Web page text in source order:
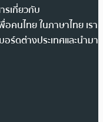
รเกี่ยวกับ
คนไทย ในภาษาไทย เรา
ร์ดต่างประเทศและนำมา